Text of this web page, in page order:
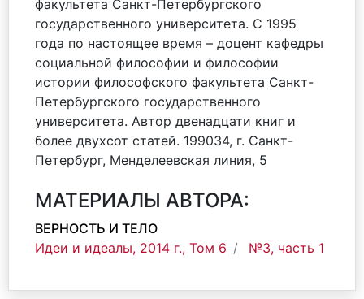
факультета Санкт-Петербургского
государственного университета. С 1995
года по настоящее время – доцент кафедры
социальной философии и философии
истории философского факультета Санкт-
Петербургского государственного
университета. Автор двенадцати книг и
более двухсот статей. 199034, г. Санкт-
Петербург, Менделеевская линия, 5
МАТЕРИАЛЫ АВТОРА:
ВЕРНОСТЬ И ТЕЛО
Идеи и идеалы, 2014 г., Том 6
№3, часть 1